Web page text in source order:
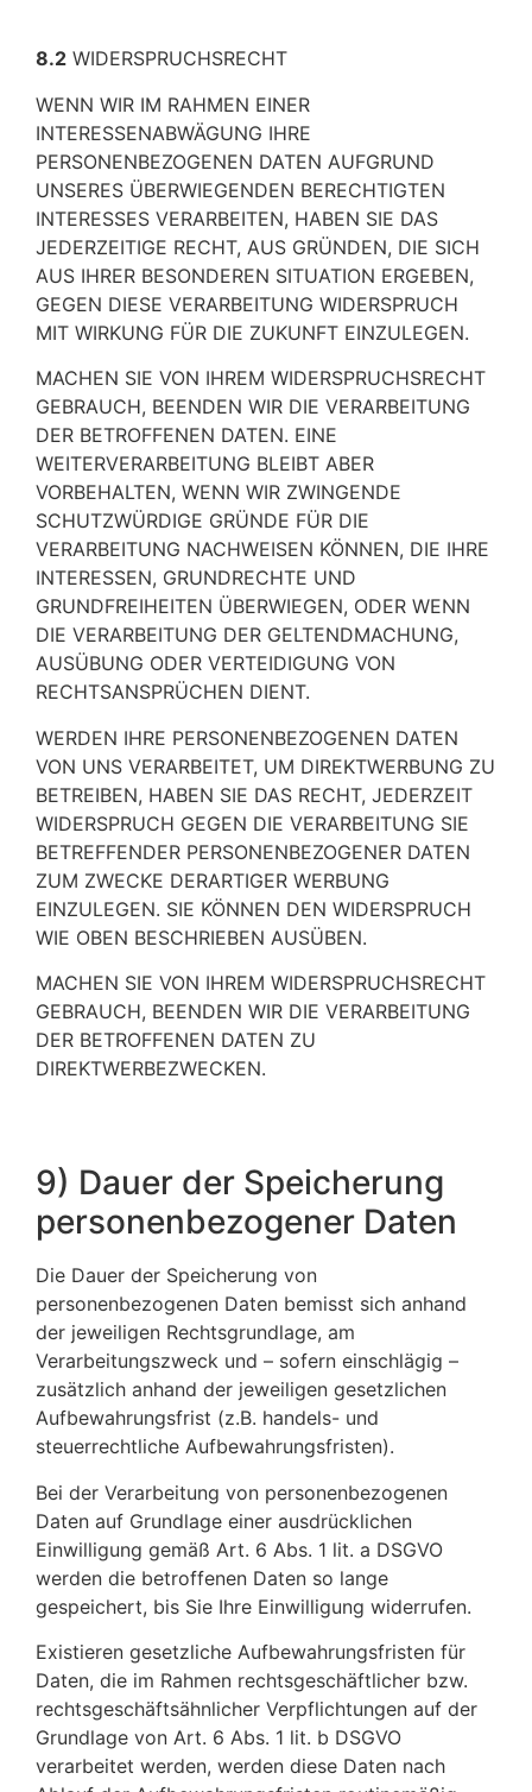
8.2 WIDERSPRUCHSRECHT
WENN WIR IM RAHMEN EINER
INTERESSENABWÄGUNG IHRE
PERSONENBEZOGENEN DATEN AUFGRUND
UNSERES ÜBERWIEGENDEN BERECHTIGTEN
INTERESSES VERARBEITEN, HABEN SIE DAS
JEDERZEITIGE RECHT, AUS GRÜNDEN, DIE SICH
AUS IHRER BESONDEREN SITUATION ERGEBEN,
GEGEN DIESE VERARBEITUNG WIDERSPRUCH
MIT WIRKUNG FÜR DIE ZUKUNFT EINZULEGEN.
MACHEN SIE VON IHREM WIDERSPRUCHSRECHT
GEBRAUCH, BEENDEN WIR DIE VERARBEITUNG
DER BETROFFENEN DATEN. EINE
WEITERVERARBEITUNG BLEIBT ABER
VORBEHALTEN, WENN WIR ZWINGENDE
SCHUTZWÜRDIGE GRÜNDE FÜR DIE
VERARBEITUNG NACHWEISEN KÖNNEN, DIE IHRE
INTERESSEN, GRUNDRECHTE UND
GRUNDFREIHEITEN ÜBERWIEGEN, ODER WENN
DIE VERARBEITUNG DER GELTENDMACHUNG,
AUSÜBUNG ODER VERTEIDIGUNG VON
RECHTSANSPRÜCHEN DIENT.
WERDEN IHRE PERSONENBEZOGENEN DATEN
VON UNS VERARBEITET, UM DIREKTWERBUNG ZU
BETREIBEN, HABEN SIE DAS RECHT, JEDERZEIT
WIDERSPRUCH GEGEN DIE VERARBEITUNG SIE
BETREFFENDER PERSONENBEZOGENER DATEN
ZUM ZWECKE DERARTIGER WERBUNG
EINZULEGEN. SIE KÖNNEN DEN WIDERSPRUCH
WIE OBEN BESCHRIEBEN AUSÜBEN.
MACHEN SIE VON IHREM WIDERSPRUCHSRECHT
GEBRAUCH, BEENDEN WIR DIE VERARBEITUNG
DER BETROFFENEN DATEN ZU
DIREKTWERBEZWECKEN.
9) Dauer der Speicherung
personenbezogener Daten
Die Dauer der Speicherung von
personenbezogenen Daten bemisst sich anhand
der jeweiligen Rechtsgrundlage, am
Verarbeitungszweck und – sofern einschlägig –
zusätzlich anhand der jeweiligen gesetzlichen
Aufbewahrungsfrist (z.B. handels- und
steuerrechtliche Aufbewahrungsfristen).
Bei der Verarbeitung von personenbezogenen
Daten auf Grundlage einer ausdrücklichen
Einwilligung gemäß Art. 6 Abs. 1 lit. a DSGVO
werden die betroffenen Daten so lange
gespeichert, bis Sie Ihre Einwilligung widerrufen.
Existieren gesetzliche Aufbewahrungsfristen für
Daten, die im Rahmen rechtsgeschäftlicher bzw.
rechtsgeschäftsähnlicher Verpflichtungen auf der
Grundlage von Art. 6 Abs. 1 lit. b DSGVO
verarbeitet werden, werden diese Daten nach